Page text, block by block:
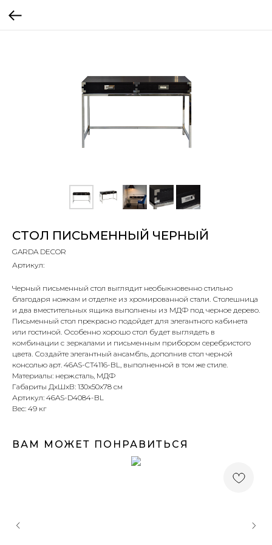
СТОЛ ПИСЬМЕННЫЙ ЧЕРНЫЙ
GARDA DECOR
Артикул:
Черный письменный стол выглядит необыкновенно стильно
благодаря ножкам и отделке из хромированной стали. Столешница
и два вместительных ящика выполнены из МДФ под черное дерево.
Письменный стол прекрасно подойдет для элегантного кабинета
или гостиной. Особенно хорошо стол будет выглядеть в
комбинации с зеркалами и письменным прибором серебристого
цвета. Создайте элегантный ансамбль, дополнив стол черной
консолью арт. 46AS-CT4116-BL, выполненной в том же стиле.
Материалы: нерж.сталь, МДФ
Габариты ДхШхВ: 130х50х78 см
Артикул: 46AS-D4084-BL
Вес: 49 кг
ВАМ МОЖЕТ ПОНРАВИТЬСЯ